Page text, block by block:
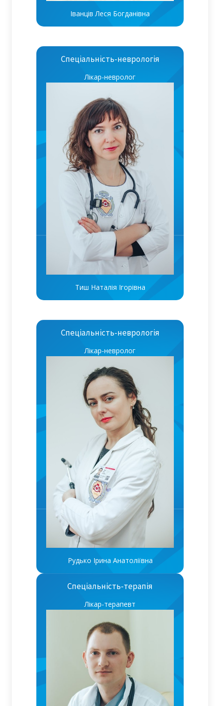
Іванців Леся Богданівна
Спеціальність-неврологія
Лікар-невролог
Тиш Наталія Ігорівна
Спеціальність-неврологія
Лікар-невролог
Рудько Ірина Анатоліївна
Спеціальність-терапія
Лікар-терапевт